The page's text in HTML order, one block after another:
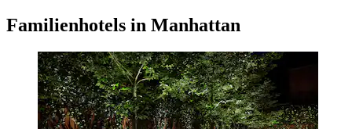
Familienhotels in Manhattan